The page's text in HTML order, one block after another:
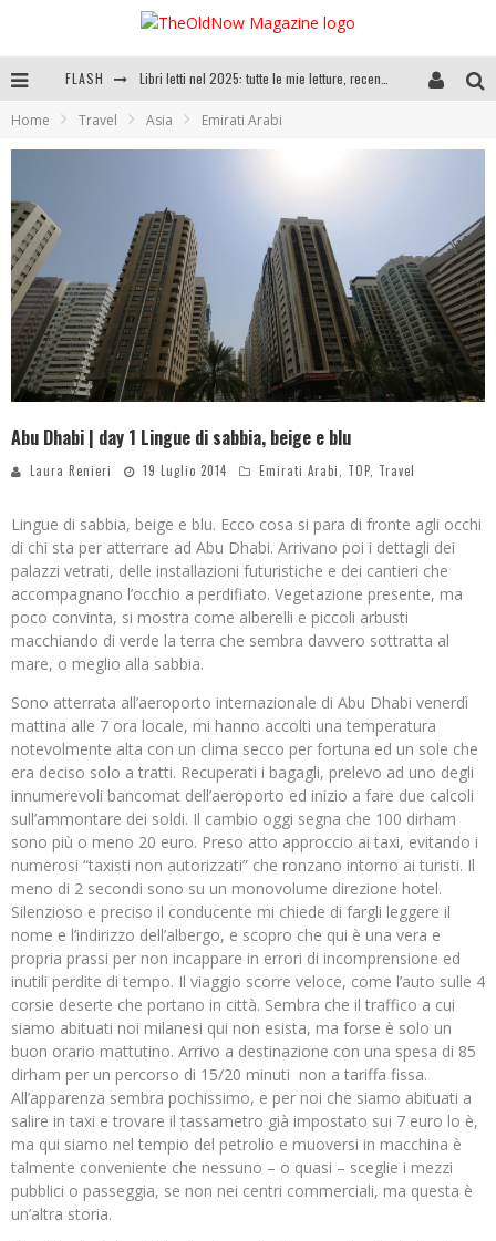
FLASH
SEE YOU AT 5 | Chanel
Home Travel Asia Emirati Arabi
Abu Dhabi | day 1 Lingue di sabbia, beige e blu
Laura Renieri 19 Luglio 2014 Emirati Arabi, TOP, Travel
Lingue di sabbia, beige e blu. Ecco cosa si para di fronte agli occhi
di chi sta per atterrare ad Abu Dhabi. Arrivano poi i dettagli dei
palazzi vetrati, delle installazioni futuristiche e dei cantieri che
accompagnano l’occhio a perdifiato. Vegetazione presente, ma
poco convinta, si mostra come alberelli e piccoli arbusti
macchiando di verde la terra che sembra davvero sottratta al
mare, o meglio alla sabbia.
Sono atterrata all’aeroporto internazionale di Abu Dhabi venerdì
mattina alle 7 ora locale, mi hanno accolti una temperatura
notevolmente alta con un clima secco per fortuna ed un sole che
era deciso solo a tratti. Recuperati i bagagli, prelevo ad uno degli
innumerevoli bancomat dell’aeroporto ed inizio a fare due calcoli
sull’ammontare dei soldi. Il cambio oggi segna che 100 dirham
sono più o meno 20 euro. Preso atto approccio ai taxi, evitando i
numerosi “taxisti non autorizzati” che ronzano intorno ai turisti. Il
meno di 2 secondi sono su un monovolume direzione hotel.
Silenzioso e preciso il conducente mi chiede di fargli leggere il
nome e l’indirizzo dell’albergo, e scopro che qui è una vera e
propria prassi per non incappare in errori di incomprensione ed
inutili perdite di tempo. Il viaggio scorre veloce, come l’auto sulle 4
corsie deserte che portano in città. Sembra che il traffico a cui
siamo abituati noi milanesi qui non esista, ma forse è solo un
buon orario mattutino. Arrivo a destinazione con una spesa di 85
dirham per un percorso di 15/20 minuti non a tariffa fissa.
All’apparenza sembra pochissimo, e per noi che siamo abituati a
salire in taxi e trovare il tassametro già impostato sui 7 euro lo è,
ma qui siamo nel tempio del petrolio e muoversi in macchina è
talmente conveniente che nessuno – o quasi – sceglie i mezzi
pubblici o passeggia, se non nei centri commerciali, ma questa è
un’altra storia.